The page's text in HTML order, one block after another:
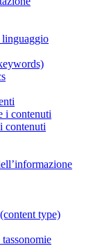
linguaggio
i contenuti
contenuti
type)